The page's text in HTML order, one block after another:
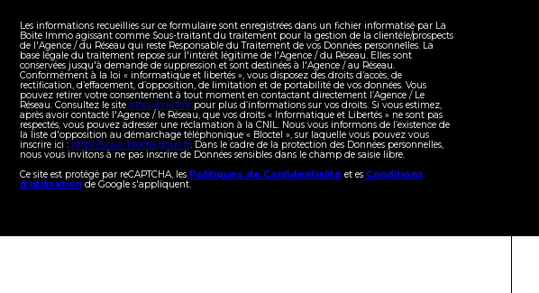
Les informations recueillies sur ce formulaire sont enregistrées dans un fichier informatisé par La
Boite Immo agissant comme Sous-traitant du traitement pour la gestion de la clientèle/prospects
de l'Agence / du Réseau qui reste Responsable du Traitement de vos Données personnelles. La
base légale du traitement repose sur l'intérêt légitime de l'Agence / du Réseau. Elles sont
conservées jusqu'à demande de suppression et sont destinées à l'Agence / au Réseau.
Conformément à la loi « informatique et libertés », vous disposez des droits d’accès, de
rectification, d’effacement, d’opposition, de limitation et de portabilité de vos données. Vous
pouvez retirer votre consentement à tout moment en contactant directement l’Agence / Le
Réseau. Consultez le site https://cnil.fr/frpour plus d’informations sur vos droits. Si vous estimez,
après avoir contacté l'Agence / le Réseau, que vos droits « Informatique et Libertés » ne sont pas
respectés, vous pouvez adresser une réclamation à la CNIL. Nous vous informons de l’existence de
la liste d'opposition au démarchage téléphonique « Bloctel », sur laquelle vous pouvez vous
inscrire ici : https://www.bloctel.gouv.fr. Dans le cadre de la protection des Données personnelles,
nous vous invitons à ne pas inscrire de Données sensibles dans le champ de saisie libre.
Ce site est protégé par reCAPTCHA, les Politiques de Confidentialité et es Conditions
d'utilisationde Google s'appliquent.